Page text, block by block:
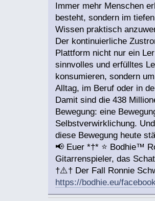
Immer mehr Menschen
besteht, sondern im
Wissen praktisch
Der kontinuierliche
Plattform nicht nur ein
sinnvolles und erfülltes
konsumieren, sondern
Alltag, im Beruf oder in
Damit sind die 438
Bewegung: eine
Selbstverwirklichung.
diese Bewegung heute
📢 Euer *†* ⭐️ Bodhie™
Gitarrenspieler, das
†⚠️† Der Fall Ronnie
https://bodhie.eu/